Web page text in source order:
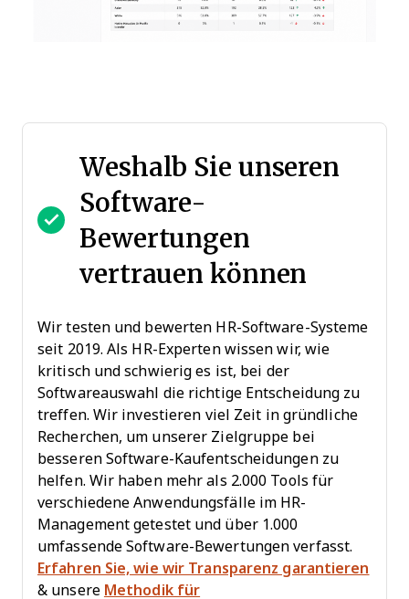
Weshalb Sie unseren
Software-
Bewertungen
vertrauen können
Wir testen und bewerten HR-Software-Systeme
seit 2019. Als HR-Experten wissen wir, wie
kritisch und schwierig es ist, bei der
Softwareauswahl die richtige Entscheidung zu
treffen. Wir investieren viel Zeit in gründliche
Recherchen, um unserer Zielgruppe bei
besseren Software-Kaufentscheidungen zu
helfen. Wir haben mehr als 2.000 Tools für
verschiedene Anwendungsfälle im HR-
Management getestet und über 1.000
umfassende Software-Bewertungen verfasst.
Erfahren Sie, wie wir Transparenz garantieren
& unsere Methodik für